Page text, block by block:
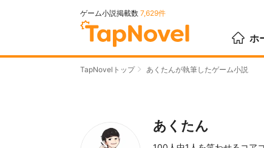
ゲーム小説掲載数 7,629件
ホ
TapNovelトップ あくたんが執筆したゲーム小説
あくたん